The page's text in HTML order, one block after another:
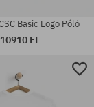
Basic Logo Póló
10910 Ft